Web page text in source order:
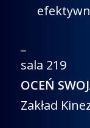
sala 219
OCEŃ
Zakład